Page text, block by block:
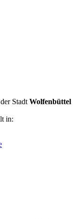
Stadt Wolfenbüttel
in: